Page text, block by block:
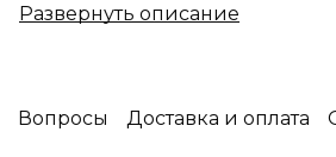
наволочки состав:
100% Tencel, плотность 300 tc
Вопросы Доставка и оплата